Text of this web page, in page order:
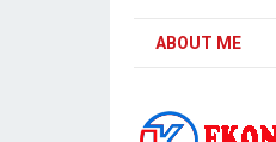
ABOUT ME